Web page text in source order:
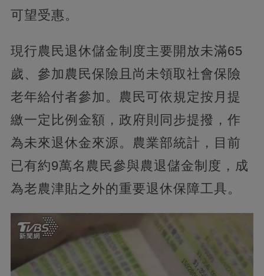
可望受惠。
現行農民退休儲金制度主要開放未滿65
歲、參加農民保險且尚未領取社會保險
老年給付者參加。農民可依規定按月提
繳一定比例金額，政府則同步提撥，作
為未來退休金來源。農業部統計，目前
已有約9萬名農民參與農退儲金制度，成
為老農津貼之外的重要退休保障工具。